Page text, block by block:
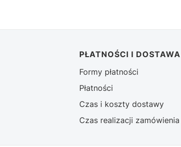
PŁATNOŚCI I DOSTAWA
Formy płatności
Płatności
Czas i koszty dostawy
Czas realizacji zamówienia